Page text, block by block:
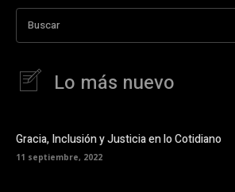
Buscar
Lo más nuevo
Gracia, Inclusión y Justicia en lo Cotidiano
11 septiembre, 2022